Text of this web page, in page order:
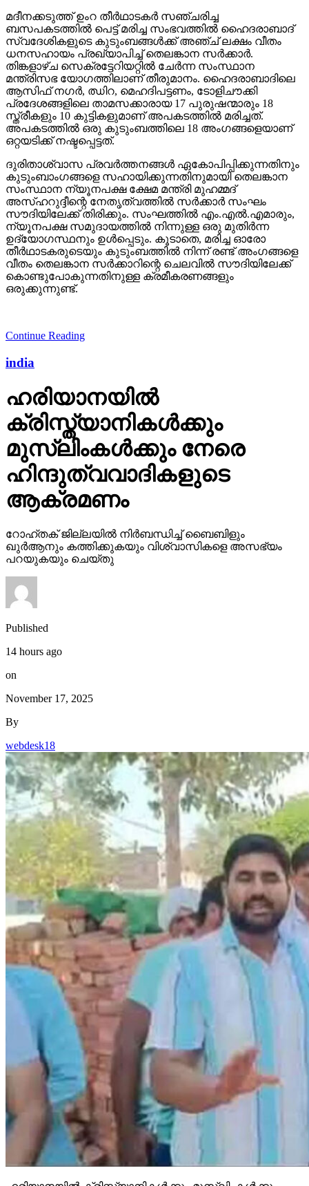
മദീനക്കടുത്ത് ഉംറ തീര്‍ഥാടകര്‍ സഞ്ചരിച്ച
ബസപകടത്തില്‍ പെട്ട് മരിച്ച സംഭവത്തില്‍ ഹൈദരാബാദ്
സ്വദേശികളുടെ കുടുംബങ്ങള്‍ക്ക് അഞ്ച് ലക്ഷം വീതം
ധനസഹായം പ്രഖ്യാപിച്ച് തെലങ്കാന സര്‍ക്കാര്‍.
തിങ്കളാഴ്ച സെക്രട്ടേറിയറ്റില്‍ ചേര്‍ന്ന സംസ്ഥാന
മന്ത്രിസഭ യോഗത്തിലാണ് തീരുമാനം. ഹൈദരാബാദിലെ
ആസിഫ് നഗര്‍, ഝിറ, മെഹദിപട്ടണം, ടോളിചൗക്കി
പ്രദേശങ്ങളിലെ താമസക്കാരായ 17 പുരുഷന്മാരും 18
സ്ത്രീകളും 10 കുട്ടികളുമാണ് അപകടത്തില്‍ മരിച്ചത്.
അപകടത്തില്‍ ഒരു കുടുംബത്തിലെ 18 അംഗങ്ങളെയാണ്
ഒറ്റയടിക്ക് നഷ്ടപ്പെട്ടത്.
ദുരിതാശ്വാസ പ്രവര്‍ത്തനങ്ങള്‍ ഏകോപിപ്പിക്കുന്നതിനും
കുടുംബാംഗങ്ങളെ സഹായിക്കുന്നതിനുമായി തെലങ്കാന
സംസ്ഥാന ന്യൂനപക്ഷ ക്ഷേമ മന്ത്രി മുഹമ്മദ്
അസ്ഹറുദ്ദീന്റെ നേതൃത്വത്തില്‍ സര്‍ക്കാര്‍ സംഘം
സൗദിയിലേക്ക് തിരിക്കും. സംഘത്തില്‍ എം.എല്‍.എമാരും,
ന്യൂനപക്ഷ സമുദായത്തില്‍ നിന്നുള്ള ഒരു മുതിര്‍ന്ന
ഉദ്യോഗസ്ഥനും ഉള്‍പ്പെടും. കൂടാതെ, മരിച്ച ഓരോ
തീര്‍ഥാടകരുടെയും കുടുംബത്തില്‍ നിന്ന് രണ്ട് അംഗങ്ങളെ
വീതം തെലങ്കാന സര്‍ക്കാറിന്റെ ചെലവില്‍ സൗദിയിലേക്ക്
കൊണ്ടുപോകുന്നതിനുള്ള ക്രമീകരണങ്ങളും
ഒരുക്കുന്നുണ്ട്.
Continue Reading
india
ഹരിയാനയില്‍
ക്രിസ്ത്യാനികള്‍ക്കും
മുസ്‌ലിംകള്‍ക്കും നേരെ
ഹിന്ദുത്വവാദികളുടെ
ആക്രമണം
റോഹ്തക് ജില്ലയില്‍ നിര്‍ബന്ധിച്ച് ബൈബിളും
ഖുര്‍ആനും കത്തിക്കുകയും വിശ്വാസികളെ അസഭ്യം
പറയുകയും ചെയ്തു
Published
14 hours ago
on
November 17, 2025
By
webdesk18